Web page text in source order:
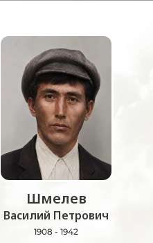
Шмелев
Василий Петрович
1908 - 1942